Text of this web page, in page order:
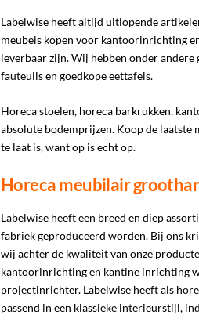
Labelwise heeft altijd uitlopende
meubels kopen voor kantoorinrichting
leverbaar zijn. Wij hebben onder
fauteuils en goedkope eettafels.
Horeca stoelen, horeca barkrukken,
absolute bodemprijzen. Koop de
te laat is, want op is echt op.
Horeca meubilair
Labelwise heeft een breed en diep
fabriek geproduceerd worden. Bij ons
wij achter de kwaliteit van onze
kantoorinrichting en kantine inrichting
projectinrichter. Labelwise heeft als
passend in een klassieke interieurstijl,